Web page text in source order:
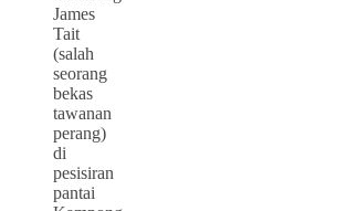
James
Tait
(salah
seorang
bekas
tawanan
perang)
di
pesisiran
pantai